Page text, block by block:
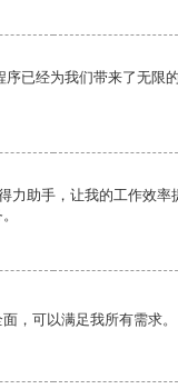
序已经为我们带来了无限
力助手，让我的工作效率
，可以满足我所有需求。